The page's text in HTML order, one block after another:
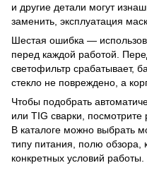
и другие детали могут
заменить, эксплуатация
Шестая ошибка —
перед каждой работой.
светофильтр срабатывает,
стекло не повреждено, а
Чтобы подобрать
или TIG сварки, посмотрите
В каталоге можно выбрать
типу питания, полю обзора,
конкретных условий работы.